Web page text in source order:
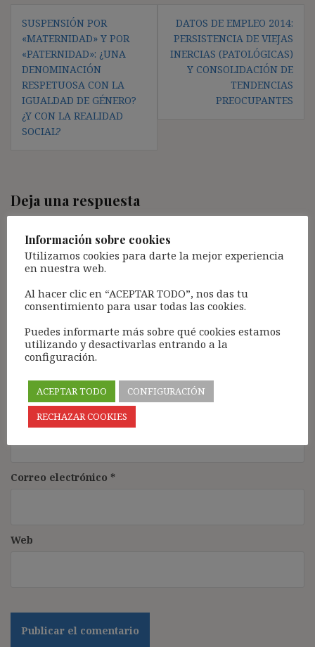
Navegación
de
entradas
SUSPENSIÓN POR
«MATERNIDAD» Y POR
«PATERNIDAD»: ¿UNA
DENOMINACIÓN
RESPETUOSA CON LA
IGUALDAD DE GÉNERO?
¿Y CON LA REALIDAD
SOCIAL?
DATOS DE EMPLEO 2014:
PERSISTENCIA DE VIEJAS
INERCIAS (PATOLÓGICAS)
Y CONSOLIDACIÓN DE
TENDENCIAS
PREOCUPANTES
Deja una respuesta
campos obligatorios están marcados con
Comentario*
Nombre*
Correo electrónico *
Web
Información sobre cookies
Utilizamos cookies para darte la mejor experiencia
en nuestra web.
Al hacer clic en “ACEPTAR TODO”, nos das tu
consentimiento para usar todas las cookies.
Puedes informarte más sobre qué cookies estamos
utilizando y desactivarlas entrando a la
configuración.
ACEPTAR TODO
CONFIGURACIÓN
RECHAZAR COOKIES